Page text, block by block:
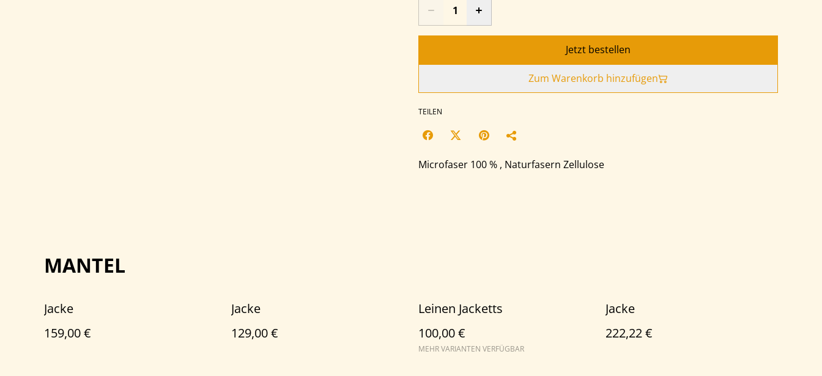
Jetzt bestellen
Zum Warenkorb hinzufügen
TEILEN
Microfaser 100 % , Naturfasern Zellulose
MANTEL
Jacke
159,00 €
Jacke
129,00 €
Leinen Jacketts
100,00 €
MEHR VARIANTEN VERFÜGBAR
Jacke
222,22 €